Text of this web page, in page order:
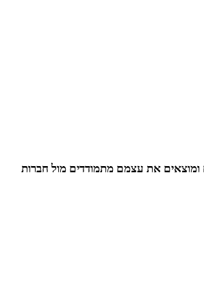
ומוצאים את עצמם מתמודדים מול חברות